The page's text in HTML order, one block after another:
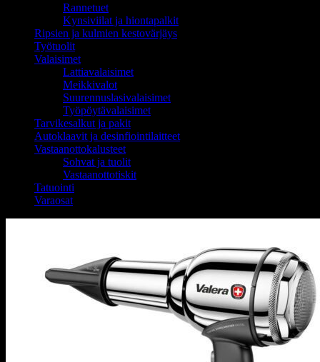
Rannetuet
Kynsiviilat ja hiontapalkit
Ripsien ja kulmien kestovärjäys
Työtuolit
Valaisimet
Lattiavalaisimet
Meikkivalot
Suurennuslasivalaisimet
Työpöytävalaisimet
Tarvikesalkut ja pakit
Autoklaavit ja desinfiointilaitteet
Vastaanottokalusteet
Sohvat ja tuolit
Vastaanottotiskit
Tatuointi
Varaosat